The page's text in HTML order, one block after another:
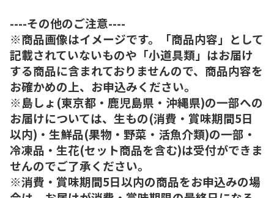
----その他のご注意----
※商品画像はイメージです。「商品内容」として
記載されていないものや「小道具類」はお届け
する商品に含まれておりませんので、商品内容を
お確かめの上、お申込みください。
※島しょ(東京都・鹿児島県・沖縄県)の一部への
お届けについては、生もの(消費・賞味期間5日
以内)・生鮮品(果物・野菜・活魚介類)の一部・
冷凍品・生花(セット商品を含む)は受付ができま
せんのでご了承ください。
※消費・賞味期間5日以内の商品をお申込みの場